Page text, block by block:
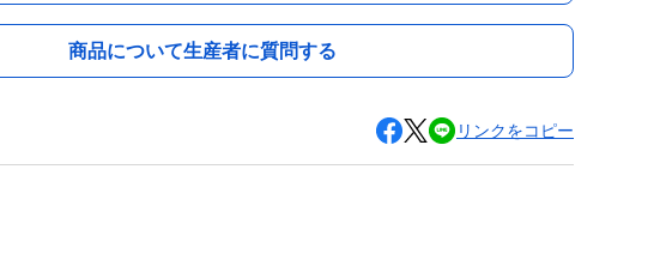
商品について生産者に質問する
リンクをコピー